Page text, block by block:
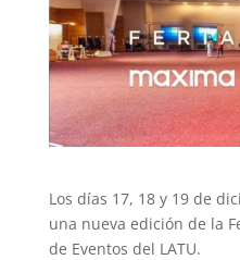
Los días 17, 18 y 19 de
una nueva edición de la
de Eventos del LATU.